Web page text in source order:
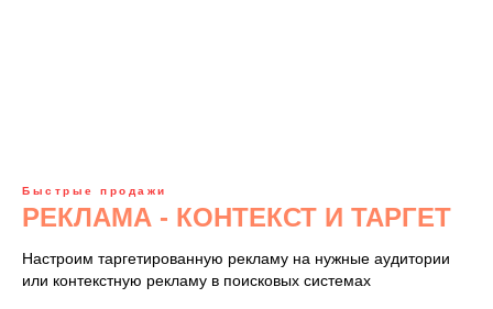
Быстрые продажи
РЕКЛАМА - КОНТЕКСТ И ТАРГЕТ
Настроим таргетированную рекламу на нужные аудитории
или контекстную рекламу в поисковых системах